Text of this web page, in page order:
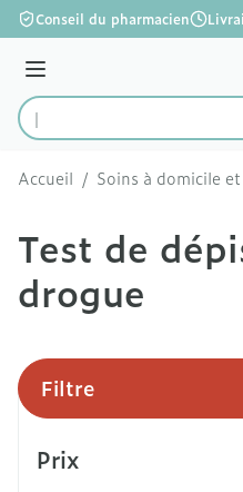
Aller au contenu
Conseil du pharmacien
Menu
Rechercher
Accueil / Soins à domicile
Test de
drogue
Filtre
Prix